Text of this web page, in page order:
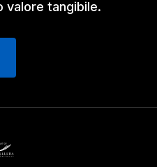
valore tangibile.